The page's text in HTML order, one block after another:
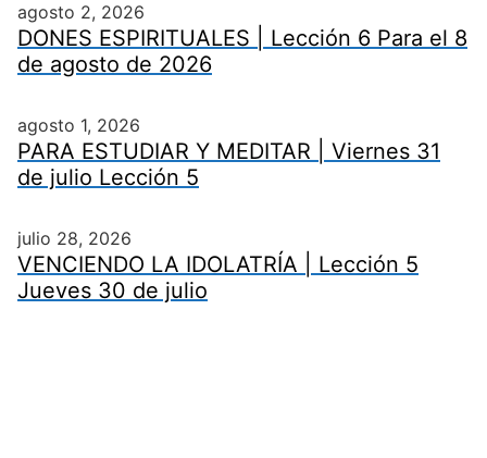
agosto 2, 2026
DONES ESPIRITUALES | Lección 6 Para el 8
de agosto de 2026
agosto 1, 2026
PARA ESTUDIAR Y MEDITAR | Viernes 31
de julio Lección 5
julio 28, 2026
VENCIENDO LA IDOLATRÍA | Lección 5
Jueves 30 de julio